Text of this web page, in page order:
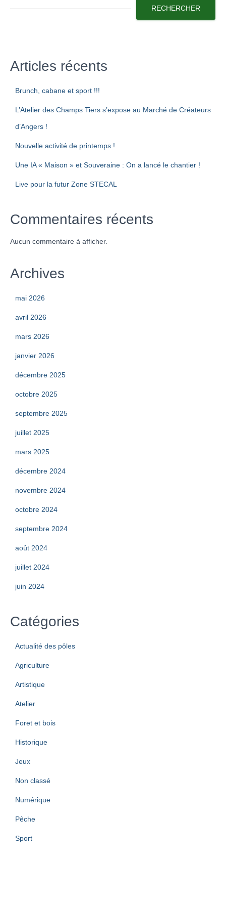
RECHERCHER
Articles récents
Brunch, cabane et sport !!!
L’Atelier des Champs Tiers s’expose au Marché de Créateurs
d’Angers !
Nouvelle activité de printemps !
Une IA « Maison » et Souveraine : On a lancé le chantier !
Live pour la futur Zone STECAL
Commentaires récents
Aucun commentaire à afficher.
Archives
mai 2026
avril 2026
mars 2026
janvier 2026
décembre 2025
octobre 2025
septembre 2025
juillet 2025
mars 2025
décembre 2024
novembre 2024
octobre 2024
septembre 2024
août 2024
juillet 2024
juin 2024
Catégories
Actualité des pôles
Agriculture
Artistique
Atelier
Foret et bois
Historique
Jeux
Non classé
Numérique
Pêche
Sport